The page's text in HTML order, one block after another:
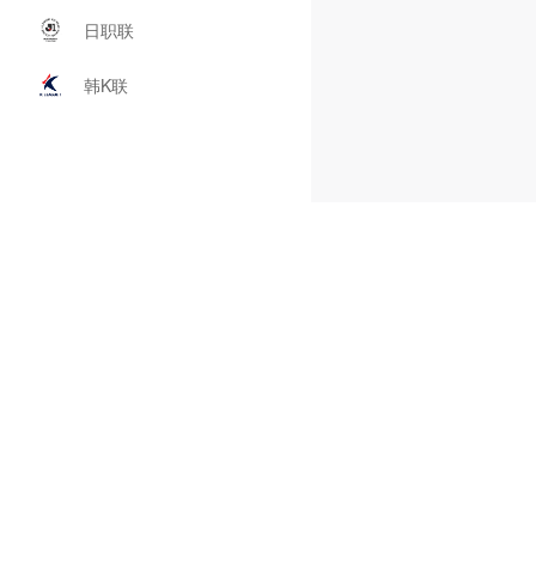
日职联
韩K联